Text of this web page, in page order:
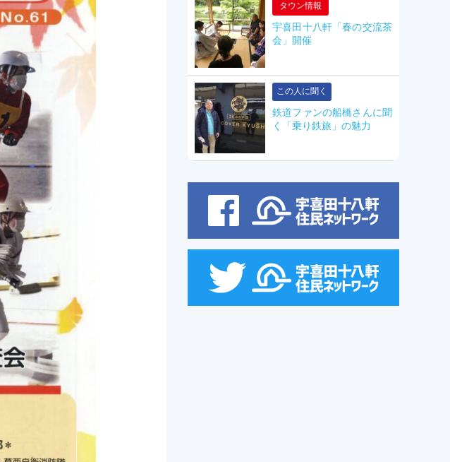
タウン情報
宇喜田十八軒「春の交流茶
会」開催
この人に聞く
鉄道ファンの船橋さんに聞
く「乗り鉄旅」の魅力